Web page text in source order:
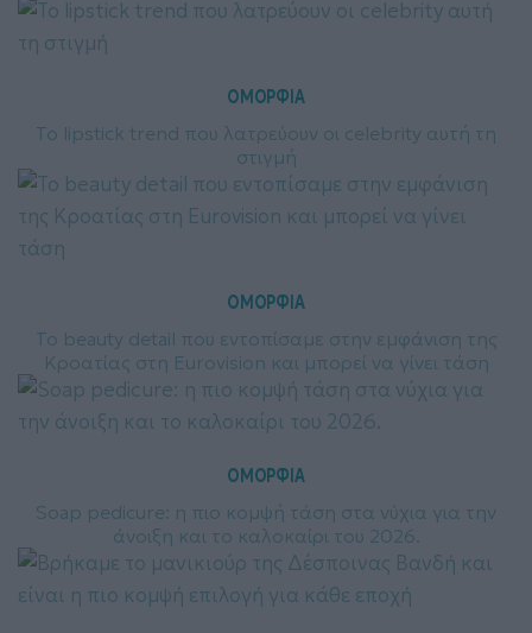
ΟΜΟΡΦΙΑ
Το lipstick trend που λατρεύουν οι celebrity αυτή τη
στιγμή
ΟΜΟΡΦΙΑ
Το beauty detail που εντοπίσαμε στην εμφάνιση της
Κροατίας στη Eurovision και μπορεί να γίνει τάση
ΟΜΟΡΦΙΑ
Soap pedicure: η πιο κομψή τάση στα νύχια για την
άνοιξη και το καλοκαίρι του 2026.